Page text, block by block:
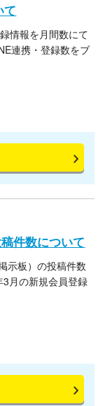
て
情報を月間数にて
連携・登録数をブ
認くださいま
件数について
示板）の投稿件数
月の新規会員登録
りご確認くださ